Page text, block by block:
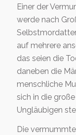
Einer der
werde nach
auf mehrere
das seien die
daneben die
menschliche
sich in die
Ungläubigen
Die